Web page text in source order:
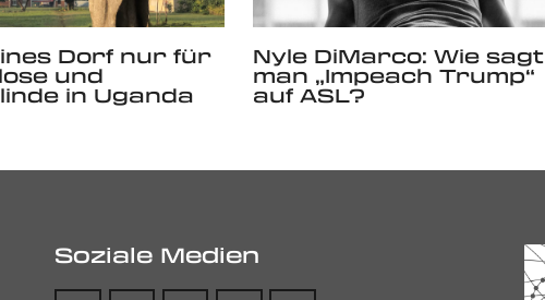
Dorf nur für
und
in Uganda
Nyle DiMarco: Wie sagt
man „Impeach Trump“
auf ASL?
Soziale Medien